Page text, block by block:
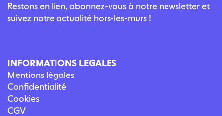
Restons en lien, abonnez-vous à notre newsletter et
suivez notre actualité hors-les-murs !
INFORMATIONS LÉGALES
Mentions légales
Confidentialité
Cookies
CGV